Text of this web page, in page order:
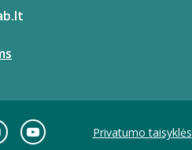
Privatumo taisyklės